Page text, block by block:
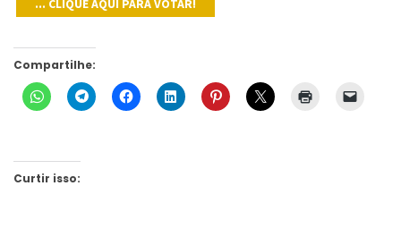
Compartilhe:
Curtir isso: